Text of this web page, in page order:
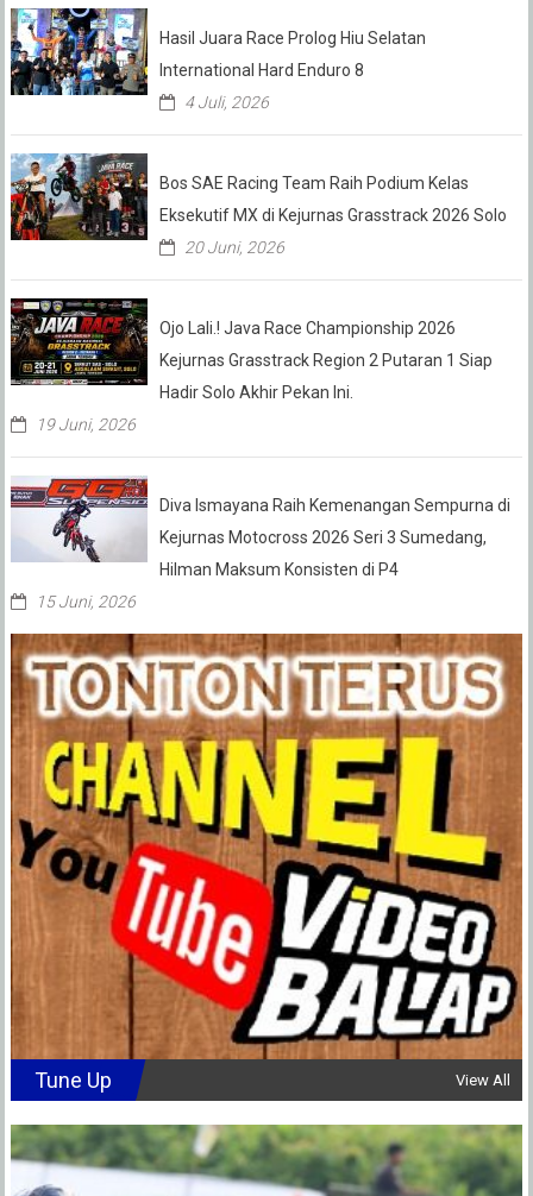
Hasil Juara Race Prolog Hiu Selatan
International Hard Enduro 8
4 Juli, 2026
Bos SAE Racing Team Raih Podium Kelas
Eksekutif MX di Kejurnas Grasstrack 2026 Solo
20 Juni, 2026
Ojo Lali.! Java Race Championship 2026
Kejurnas Grasstrack Region 2 Putaran 1 Siap
Hadir Solo Akhir Pekan Ini.
19 Juni, 2026
Diva Ismayana Raih Kemenangan Sempurna di
Kejurnas Motocross 2026 Seri 3 Sumedang,
Hilman Maksum Konsisten di P4
15 Juni, 2026
Tune Up View All